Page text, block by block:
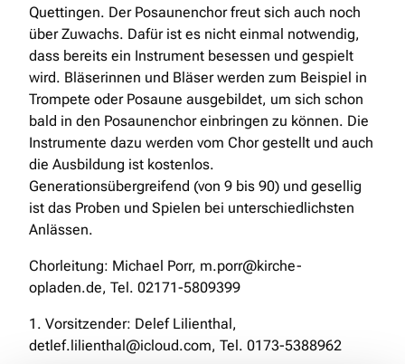
Quettingen. Der Posaunenchor freut sich auch noch
über Zuwachs. Dafür ist es nicht einmal notwendig,
dass bereits ein Instrument besessen und gespielt
wird. Bläserinnen und Bläser werden zum Beispiel in
Trompete oder Posaune ausgebildet, um sich schon
bald in den Posaunenchor einbringen zu können. Die
Instrumente dazu werden vom Chor gestellt und auch
die Ausbildung ist kostenlos.
Generationsübergreifend (von 9 bis 90) und gesellig
ist das Proben und Spielen bei unterschiedlichsten
Anlässen.
Chorleitung: Michael Porr, m.porr@kirche-
opladen.de, Tel. 02171-5809399
1. Vorsitzender: Delef Lilienthal,
detlef.lilienthal@icloud.com, Tel. 0173-5388962